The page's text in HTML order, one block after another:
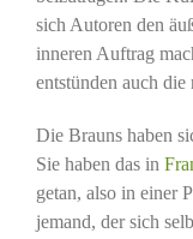
sich Autoren den
inneren Auftrag
entstünden auch
Die Brauns haben
Sie haben das in
getan, also in einer
jemand, der sich